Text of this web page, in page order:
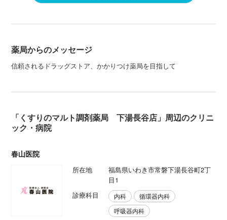
薬局からのメッセージ
信頼されるドラッグストア、かかりつけ薬局を目指して
「くすりのマルト調剤薬局 下湯長谷店」周辺のクリニ
ック・病院
春山医院
所在地
福島県いわき市常磐下湯長谷町2丁
目1
診療科目
内科
循環器内科
呼吸器内科